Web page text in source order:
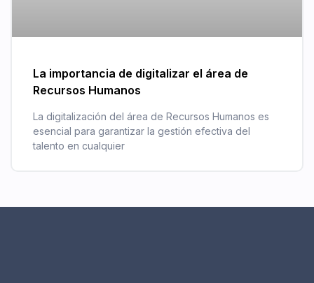
La importancia de digitalizar el área de
Recursos Humanos
La digitalización del área de Recursos Humanos es
esencial para garantizar la gestión efectiva del
talento en cualquier